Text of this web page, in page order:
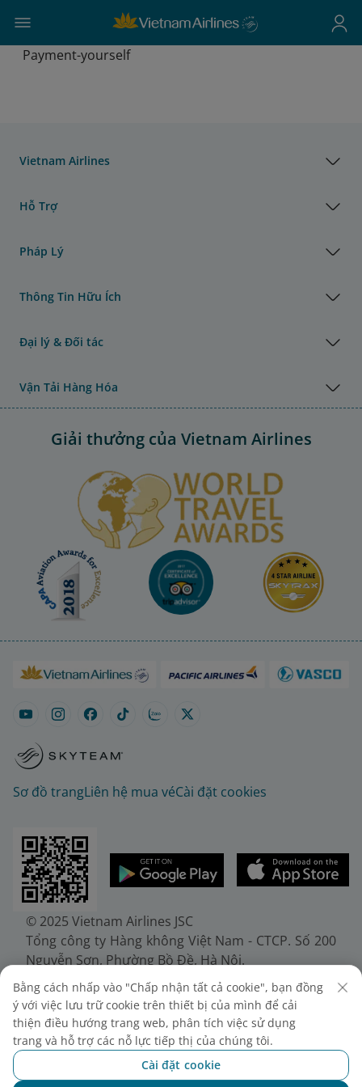
Payment-yourself
Vietnam Airlines
Hỗ Trợ
Pháp Lý
Thông Tin Hữu Ích
Đại lý & Đối tác
Vận Tải Hàng Hóa
Giải thưởng của Vietnam Airlines
Sơ đồ trangLiên hệ mua véCài đặt cookies
© 2025 Vietnam Airlines JSC
Tổng công ty Hàng không Việt Nam - CTCP. Số 200
Nguyễn Sơn, Phường Bồ Đề, Hà Nội.
Điện thoại: (+84-24) 38272289. Fax: (+84-24)
38722375
Giấy chứng nhận đăng ký doanh nghiệp, mã số
doanh nghiệp 0100107518, đăng ký lần đầu ngày
30/6/2010, đăng ký thay đổi lần thứ 10 ngày
24/7/2025, cấp bởi Sở Tài chính Thành phố Hà Nội.
Bằng cách nhấp vào "Chấp nhận tất cả cookie", bạn đồng
ý với việc lưu trữ cookie trên thiết bị của mình để cải
thiện điều hướng trang web, phân tích việc sử dụng
trang và hỗ trợ các nỗ lực tiếp thị của chúng tôi.
Cài đặt cookie